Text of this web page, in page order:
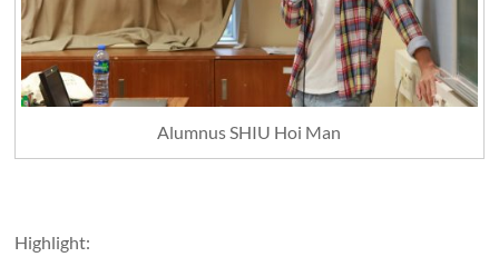
Alumnus SHIU Hoi Man
Highlight: